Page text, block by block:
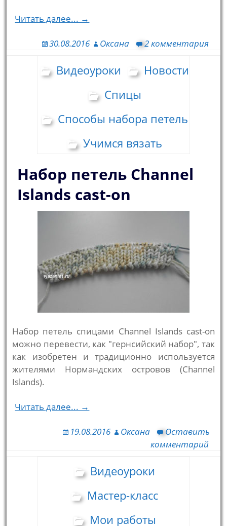
Читать далее... →
30.08.2016 Оксана 2 комментария
Видеоуроки
Новости
Спицы
Способы набора петель
Учимся вязать
Набор петель Сhannel
Islands cast-on
Набор петель спицами Channel Islands cast-on
можно перевести, как "гернсийский набор", так
как изобретен и традиционно используется
жителями Нормандских островов (Channel
Islands).
Читать далее... →
19.08.2016 Оксана
Оставить
комментарий
Видеоуроки
Мастер-класс
Мои работы